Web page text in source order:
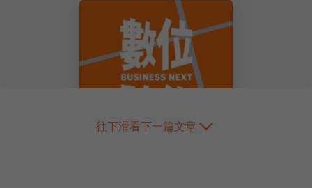
往下滑看下一篇文章